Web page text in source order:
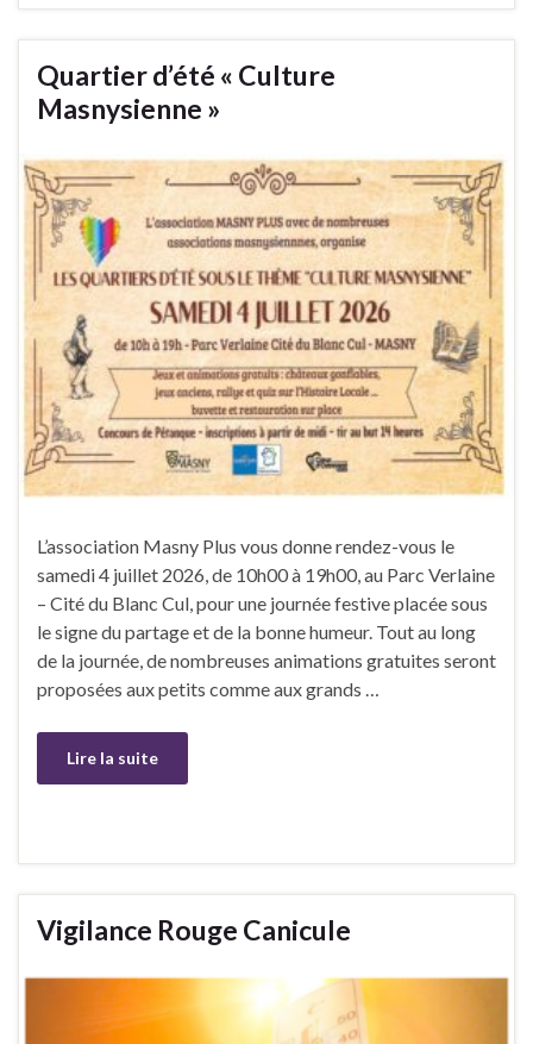
Quartier d’été « Culture
Masnysienne »
L’association Masny Plus vous donne rendez-vous le
samedi 4 juillet 2026, de 10h00 à 19h00, au Parc Verlaine
– Cité du Blanc Cul, pour une journée festive placée sous
le signe du partage et de la bonne humeur. Tout au long
de la journée, de nombreuses animations gratuites seront
proposées aux petits comme aux grands …
Lire la suite
Vigilance Rouge Canicule